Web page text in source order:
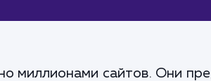
миллионами сайтов. Они